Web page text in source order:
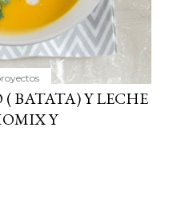
BATATA) Y LECHE
Y